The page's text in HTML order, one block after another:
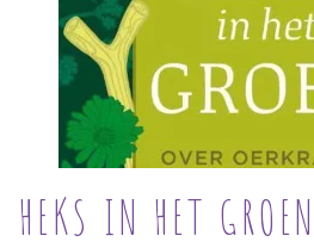
HEKS IN HET